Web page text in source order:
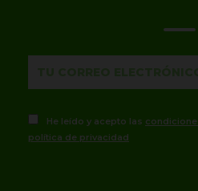
He leído y acepto las
política de privacidad